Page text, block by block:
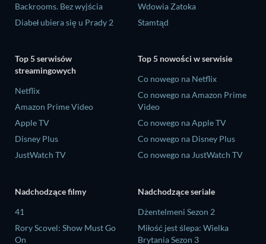
Backrooms. Bez wyjścia
Diabeł ubiera się u Prady 2
Wdowia Zatoka
Stamtąd
Top 5 serwisów
streamingowych
Netflix
Amazon Prime Video
Apple TV
Disney Plus
JustWatch TV
Top 5 nowości w serwisie
Co nowego na Netflix
Co nowego na Amazon Prime
Video
Co nowego na Apple TV
Co nowego na Disney Plus
Co nowego na JustWatch TV
Nadchodzące filmy
41
Rory Scovel: Show Must Go
On
Nadchodzące seriale
Dżentelmeni Sezon 2
Miłość jest ślepa: Wielka
Brytania Sezon 3